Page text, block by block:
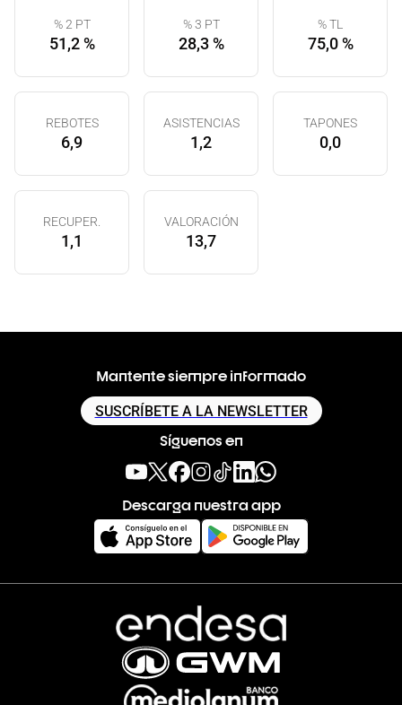
% 2 PT
51,2 %
% 3 PT
28,3 %
% TL
75,0 %
REBOTES
6,9
ASISTENCIAS
1,2
TAPONES
0,0
RECUPER.
1,1
VALORACIÓN
13,7
Mantente siempre informado
SUSCRÍBETE A LA NEWSLETTER
Síguenos en
Descarga nuestra app